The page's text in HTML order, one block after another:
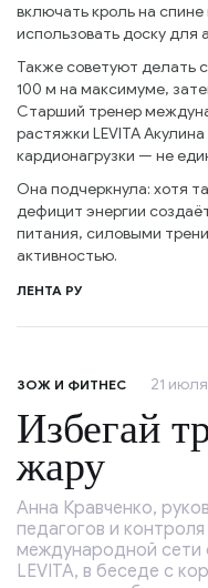
включать кроль на
использовать доску для
Также советуют делать
100 м на максимуме,
Старший тренер
растяжки LEVITA
кардионагрузки — не
Она подчеркнула: хотя
дефицит энергии
питания, силовыми
активностью.
ЛЕНТА РУ
ЗОЖ И ФИТНЕС 21
Избегай
жару
Анна Кравченко,
педагогов и
международной сети
LEVITA, в беседе с